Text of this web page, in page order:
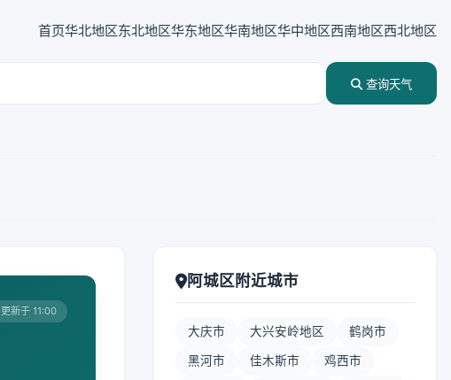
首页华北地区东北地区华东地区华南地区华中地区西南地区西北地区
查询天气
更新于 11:00
阿城区附近城市
大庆市 大兴安岭地区 鹤岗市
黑河市 佳木斯市 鸡西市